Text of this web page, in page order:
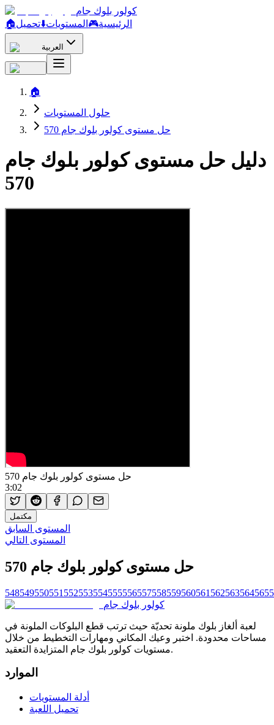
كولور بلوك جام
🏠
الرئيسية🎮 المستويات⬇️تحميل
العربية
🏠
حلول المستويات
حل مستوى كولور بلوك جام 570
دليل حل مستوى كولور بلوك جام
570
حل مستوى كولور بلوك جام 570
3:02
مكتمل
المستوى السابق
المستوى التالي
حل مستوى كولور بلوك جام 570
548549550551 552553554555556557558559560561 562563564565
كولور بلوك جام
لعبة ألغاز بلوك ملونة تحديّة حيث ترتب قطع البلوكات الملونة في
مساحات محدودة. اختبر وعيك المكاني ومهارات التخطيط من خلال
مستويات كولور بلوك جام المتزايدة التعقيد.
الموارد
أدلة المستويات
تحميل اللعبة